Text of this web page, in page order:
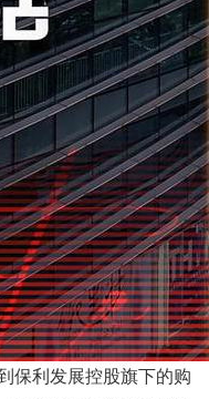
保利发展控股旗下的购